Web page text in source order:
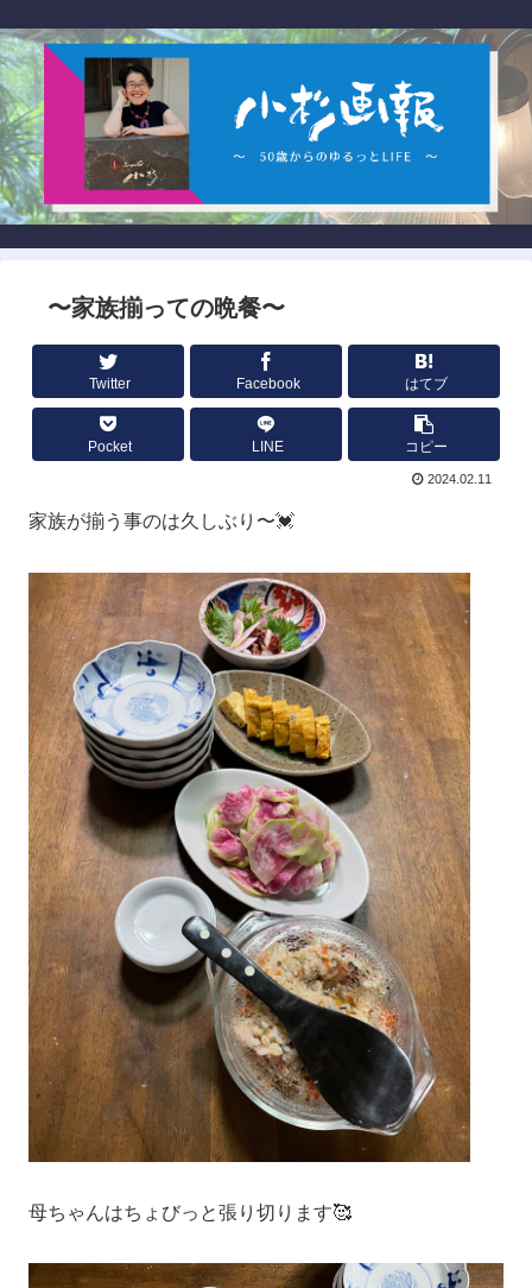
〜家族揃っての晩餐〜
Twitter Facebook はてブ
Pocket LINE コピー
2024.02.11
家族が揃う事のは久しぶり〜💓
母ちゃんはちょびっと張り切ります🥰